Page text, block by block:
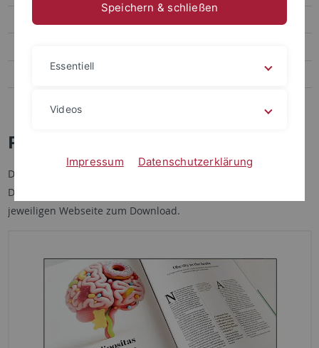
Videos
Personalia
Publikationen
Die Universität Tübingen gibt mehrere Publikationen heraus.
Diese stehen hier zur Übersicht zur Verfügung sowie auf der
jeweiligen Webseite zum Download.
Speichern & schließen
Essentiell
Videos
Impressum Datenschutzerklärung